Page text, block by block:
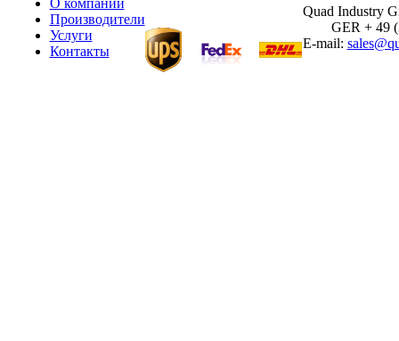
О компании
Производители
Услуги
Контакты
Quad Industry
GER + 49
E-mail: